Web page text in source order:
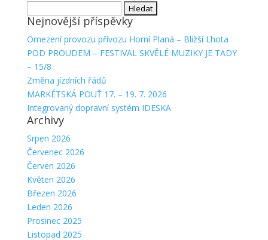
Nejnovější příspěvky
Omezení provozu přívozu Horní Planá – Bližší Lhota
POD PROUDEM – FESTIVAL SKVĚLÉ MUZIKY JE TADY
– 15/8
Změna jízdních řádů
MARKÉTSKÁ POUŤ 17. – 19. 7. 2026
Integrovaný dopravní systém IDESKA
Archivy
Srpen 2026
Červenec 2026
Červen 2026
Květen 2026
Březen 2026
Leden 2026
Prosinec 2025
Listopad 2025